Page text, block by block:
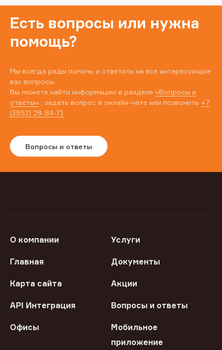
Есть вопросы или нужна
помощь?
Мы всегда рады помочь и ответить на все интересующие
вас вопросы.
Вы можете найти информацию в разделе «Вопросы и
ответы» , задать вопрос в онлайн-чате или позвонить +7
(3952) 28-84-71
Вопросы и ответы
О компании Услуги
Главная Документы
Карта сайта Акции
API Интеграция Вопросы и ответы
Офисы
Мобильное
приложение